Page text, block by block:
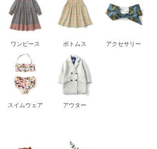
ワンピース ボトムス アクセサリー
スイムウェア アウター